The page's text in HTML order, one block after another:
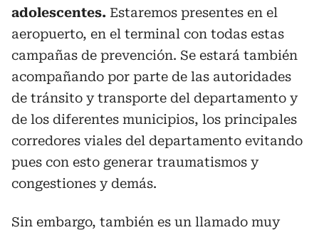
adolescentes. Estaremos presentes en el
aeropuerto, en el terminal con todas estas
campañas de prevención. Se estará también
acompañando por parte de las autoridades
de tránsito y transporte del departamento y
de los diferentes municipios, los principales
corredores viales del departamento evitando
pues con esto generar traumatismos y
congestiones y demás.
Sin embargo, también es un llamado muy